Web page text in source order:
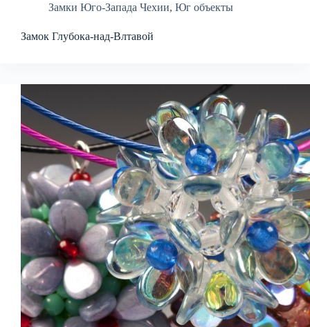
Замки Юго-Запада Чехии, Юг объекты
Замок Глубока-над-Влтавой